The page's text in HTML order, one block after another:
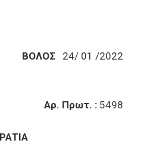
ΒΟΛΟΣ 24/ 01 /2022
Αρ. Πρωτ. : 5498